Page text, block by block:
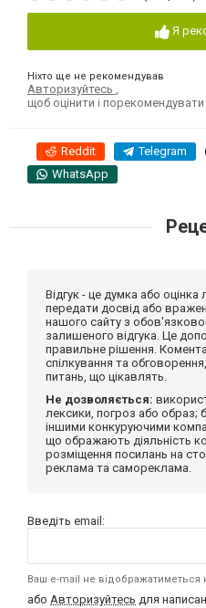
Я
Ніхто ще не рекомендував
Авторизуйтесь
щоб оцінити і порекомендувати
Reddit Telegram
WhatsApp
Відгук - це думка або
передати досвід або
нашого сайту з
залишеного відгука. Це
правильне рішення.
спілкування та
питань, що цікавлять.
Не дозволяється:
лексики, погроз або образ;
іншими конкуруючими
що ображають діяльність
розміщення посилань на
реклама та самореклама.
Введіть email:
Ваш e-mail не відображатиметься
або Авторизуйтесь для